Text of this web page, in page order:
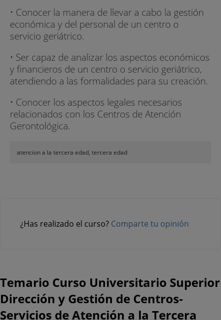
• Conocer la manera de llevar a cabo la gestión
económica y del personal de un centro o
servicio geriátrico.
• Ser capaz de analizar los aspectos económicos
y financieros de un centro o servicio geriátrico,
atendiendo a las formalidades para su creación.
• Conocer los aspectos legales necesarios
relacionados con los Centros de Atención
Gerontológica.
atencion a la tercera edad, tercera edad
¿Has realizado el curso? Comparte tu opinión
Temario Curso Universitario Superior
Dirección y Gestión de Centros-
Servicios de Atención a la Tercera